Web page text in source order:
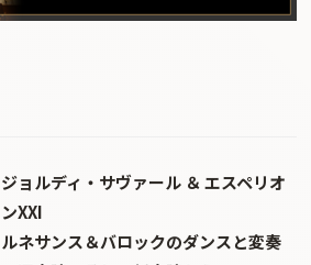
ジョルディ・サヴァール ＆ エスペリオ
ンXXI
ルネサンス＆バロックのダンスと変奏